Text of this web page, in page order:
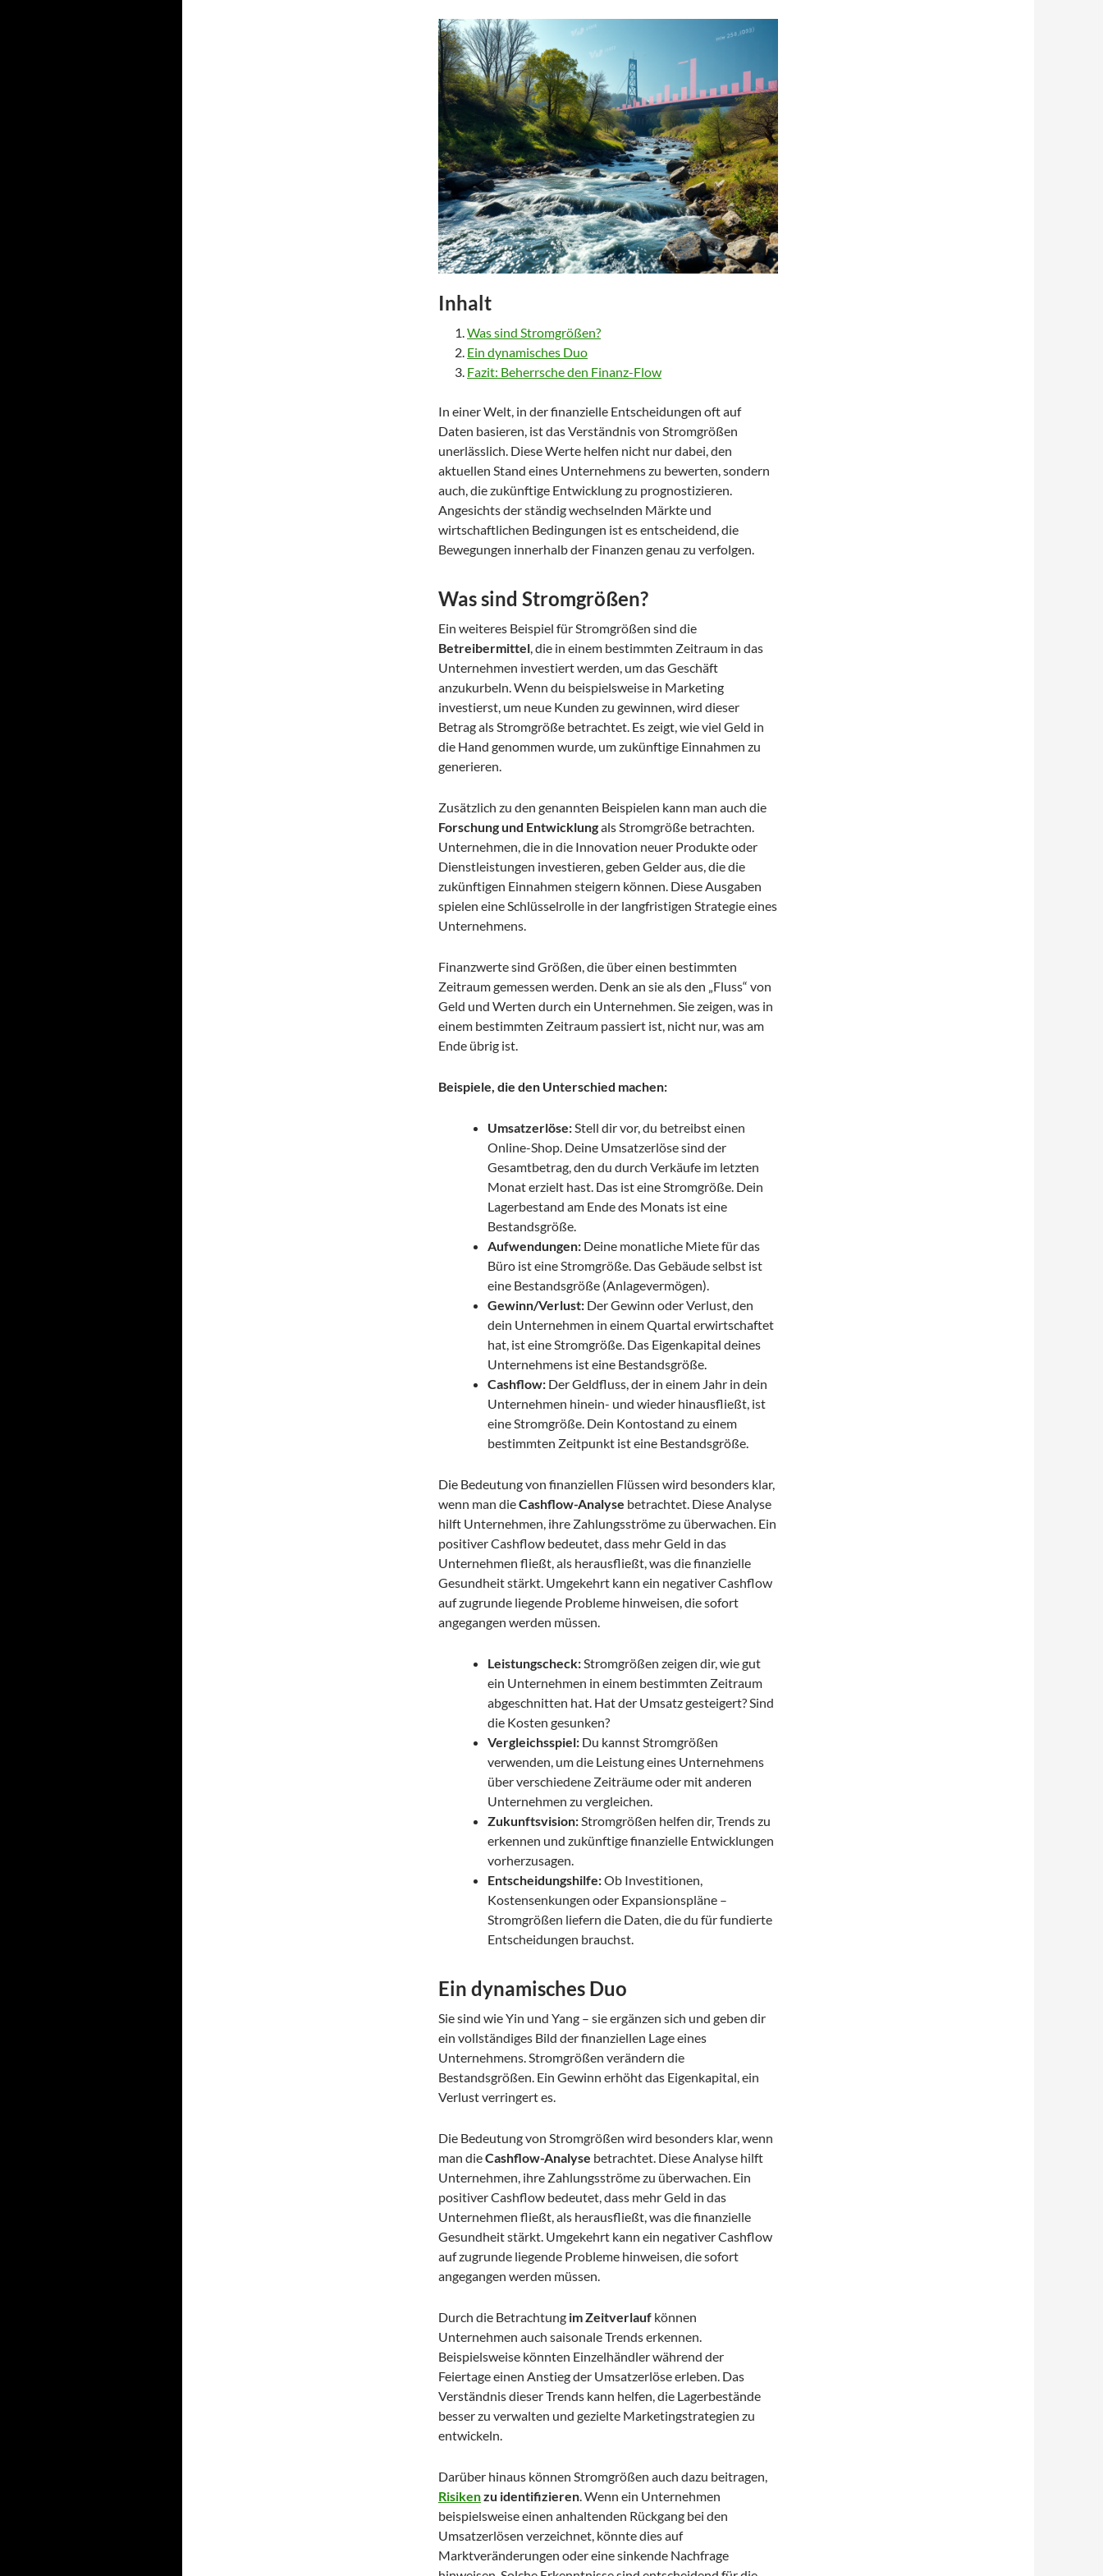
Inhalt
Was sind Stromgrößen?
Ein dynamisches Duo
Fazit: Beherrsche den Finanz-Flow
In einer Welt, in der finanzielle Entscheidungen oft auf
Daten basieren, ist das Verständnis von Stromgrößen
unerlässlich. Diese Werte helfen nicht nur dabei, den
aktuellen Stand eines Unternehmens zu bewerten, sondern
auch, die zukünftige Entwicklung zu prognostizieren.
Angesichts der ständig wechselnden Märkte und
wirtschaftlichen Bedingungen ist es entscheidend, die
Bewegungen innerhalb der Finanzen genau zu verfolgen.
Was sind Stromgrößen?
Ein weiteres Beispiel für Stromgrößen sind die
Betreibermittel, die in einem bestimmten Zeitraum in das
Unternehmen investiert werden, um das Geschäft
anzukurbeln. Wenn du beispielsweise in Marketing
investierst, um neue Kunden zu gewinnen, wird dieser
Betrag als Stromgröße betrachtet. Es zeigt, wie viel Geld in
die Hand genommen wurde, um zukünftige Einnahmen zu
generieren.
Zusätzlich zu den genannten Beispielen kann man auch die
Forschung und Entwicklungals Stromgröße betrachten.
Unternehmen, die in die Innovation neuer Produkte oder
Dienstleistungen investieren, geben Gelder aus, die die
zukünftigen Einnahmen steigern können. Diese Ausgaben
spielen eine Schlüsselrolle in der langfristigen Strategie eines
Unternehmens.
Finanzwerte sind Größen, die über einen bestimmten
Zeitraum gemessen werden. Denk an sie als den „Fluss“ von
Geld und Werten durch ein Unternehmen. Sie zeigen, was in
einem bestimmten Zeitraum passiert ist, nicht nur, was am
Ende übrig ist.
Beispiele, die den Unterschied machen:
Umsatzerlöse:Stell dir vor, du betreibst einen
Online-Shop. Deine Umsatzerlöse sind der
Gesamtbetrag, den du durch Verkäufe im letzten
Monat erzielt hast. Das ist eine Stromgröße. Dein
Lagerbestand am Ende des Monats ist eine
Bestandsgröße.
Aufwendungen: Deine monatliche Miete für das
Büro ist eine Stromgröße. Das Gebäude selbst ist
eine Bestandsgröße (Anlagevermögen).
Gewinn/Verlust: Der Gewinn oder Verlust, den
dein Unternehmen in einem Quartal erwirtschaftet
hat, ist eine Stromgröße. Das Eigenkapital deines
Unternehmens ist eine Bestandsgröße.
Cashflow: Der Geldfluss, der in einem Jahr in dein
Unternehmen hinein- und wieder hinausfließt, ist
eine Stromgröße. Dein Kontostand zu einem
bestimmten Zeitpunkt ist eine Bestandsgröße.
Die Bedeutung von finanziellen Flüssen wird besonders klar,
wenn man dieCashflow-Analyse betrachtet. Diese Analyse
hilft Unternehmen, ihre Zahlungsströme zu überwachen. Ein
positiver Cashflow bedeutet, dass mehr Geld in das
Unternehmen fließt, als herausfließt, was die finanzielle
Gesundheit stärkt. Umgekehrt kann ein negativer Cashflow
auf zugrunde liegende Probleme hinweisen, die sofort
angegangen werden müssen.
Leistungscheck:Stromgrößen zeigen dir, wie gut
ein Unternehmen in einem bestimmten Zeitraum
abgeschnitten hat. Hat der Umsatz gesteigert? Sind
die Kosten gesunken?
Vergleichsspiel: Du kannst Stromgrößen
verwenden, um die Leistung eines Unternehmens
über verschiedene Zeiträume oder mit anderen
Unternehmen zu vergleichen.
Zukunftsvision:Stromgrößen helfen dir, Trends zu
erkennen und zukünftige finanzielle Entwicklungen
vorherzusagen.
Entscheidungshilfe:Ob Investitionen,
Kostensenkungen oder Expansionspläne –
Stromgrößen liefern die Daten, die du für fundierte
Entscheidungen brauchst.
Ein dynamisches Duo
Sie sind wie Yin und Yang – sie ergänzen sich und geben dir
ein vollständiges Bild der finanziellen Lage eines
Unternehmens. Stromgrößen verändern die
Bestandsgrößen. Ein Gewinn erhöht das Eigenkapital, ein
Verlust verringert es.
Die Bedeutung von Stromgrößen wird besonders klar, wenn
man dieCashflow-Analyse betrachtet. Diese Analyse hilft
Unternehmen, ihre Zahlungsströme zu überwachen. Ein
positiver Cashflow bedeutet, dass mehr Geld in das
Unternehmen fließt, als herausfließt, was die finanzielle
Gesundheit stärkt. Umgekehrt kann ein negativer Cashflow
auf zugrunde liegende Probleme hinweisen, die sofort
angegangen werden müssen.
Durch die Betrachtung im Zeitverlauf können
Unternehmen auch saisonale Trends erkennen.
Beispielsweise könnten Einzelhändler während der
Feiertage einen Anstieg der Umsatzerlöse erleben. Das
Verständnis dieser Trends kann helfen, die Lagerbestände
besser zu verwalten und gezielte Marketingstrategien zu
entwickeln.
Darüber hinaus können Stromgrößen auch dazu beitragen,
Risikenzu identifizieren. Wenn ein Unternehmen
beispielsweise einen anhaltenden Rückgang bei den
Umsatzerlösen verzeichnet, könnte dies auf
Marktveränderungen oder eine sinkende Nachfrage